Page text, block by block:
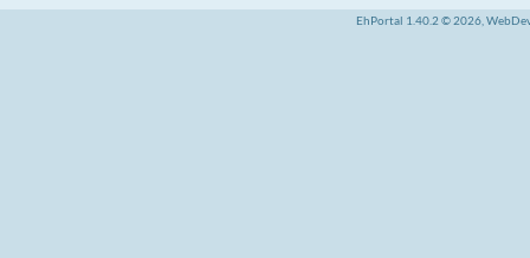
EhPortal 1.40.2 © 2026,